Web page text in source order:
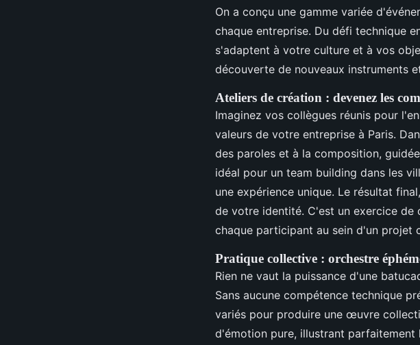
On a conçu une gamme variée
chaque entreprise. Du défi technique
s'adaptent à votre culture et à vos
découverte de nouveaux instruments
Ateliers de création : devenez les
Imaginez vos collègues réunis pour
valeurs de votre entreprise à Paris.
des paroles et à la composition,
idéal pour un team building dans les
une expérience unique. Le résultat
de votre identité. C'est un exercice de
chaque participant au sein d'un projet
Pratique collective : orchestre
Rien ne vaut la puissance d'une
Sans aucune compétence technique
variés pour produire une œuvre
d'émotion pure, illustrant